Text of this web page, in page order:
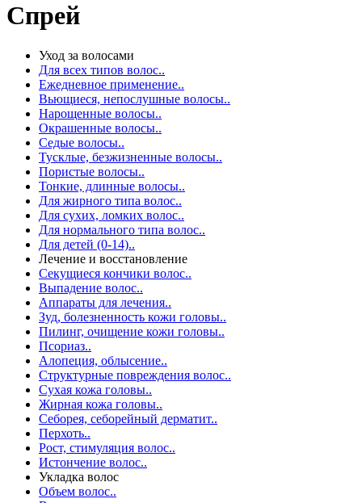
Спрей
Уход за волосами
Для всех типов волос..
Ежедневное применение..
Вьющиеся, непослушные волосы..
Нарощенные волосы..
Окрашенные волосы..
Седые волосы..
Тусклые, безжизненные волосы..
Пористые волосы..
Тонкие, длинные волосы..
Для жирного типа волос..
Для сухих, ломких волос..
Для нормального типа волос..
Для детей (0-14)..
Лечение и восстановление
Секущиеся кончики волос..
Выпадение волос..
Аппараты для лечения..
Зуд, болезненность кожи головы..
Пилинг, очищение кожи головы..
Псориаз..
Алопеция, облысение..
Структурные повреждения волос..
Сухая кожа головы..
Жирная кожа головы..
Себорея, себорейный дерматит..
Перхоть..
Рост, стимуляция волос..
Истончение волос..
Укладка волос
Объем волос..